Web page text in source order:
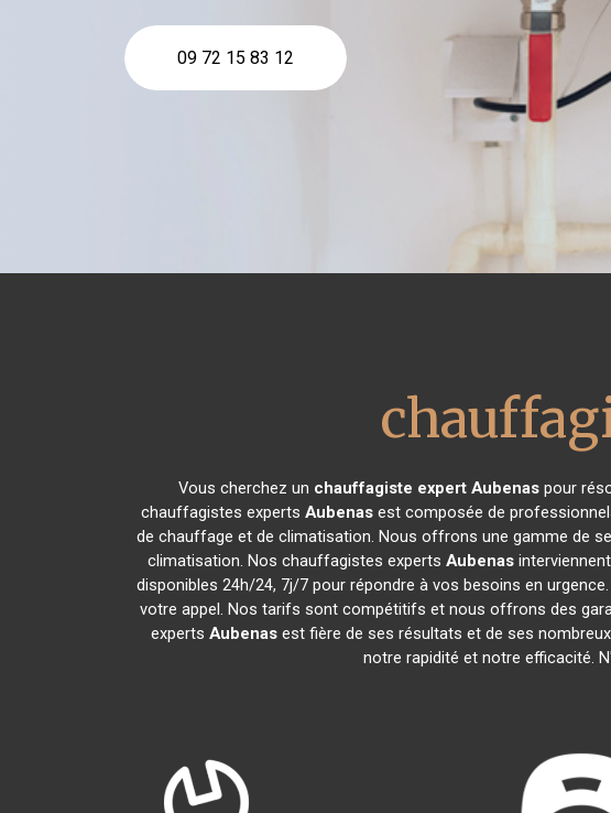
09 72 15 83 12
Vous cherchez un chauffagiste expert Aubenaspour
chauffagistes experts Aubenas est composée de
de chauffage et de climatisation. Nous offrons une gamme de
climatisation. Nos chauffagistes experts Aubenas
disponibles 24h/24, 7j/7 pour répondre à vos besoins en
votre appel. Nos tarifs sont compétitifs et nous offrons des
experts Aubenas est fière de ses résultats et de ses
notre rapidité et notre efficacité.